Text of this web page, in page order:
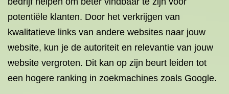
potentiële klanten. Door het verkrijgen van
kwalitatieve links van andere websites naar jouw
website, kun je de autoriteit en relevantie van jouw
website vergroten. Dit kan op zijn beurt leiden tot
een hogere ranking in zoekmachines zoals Google.